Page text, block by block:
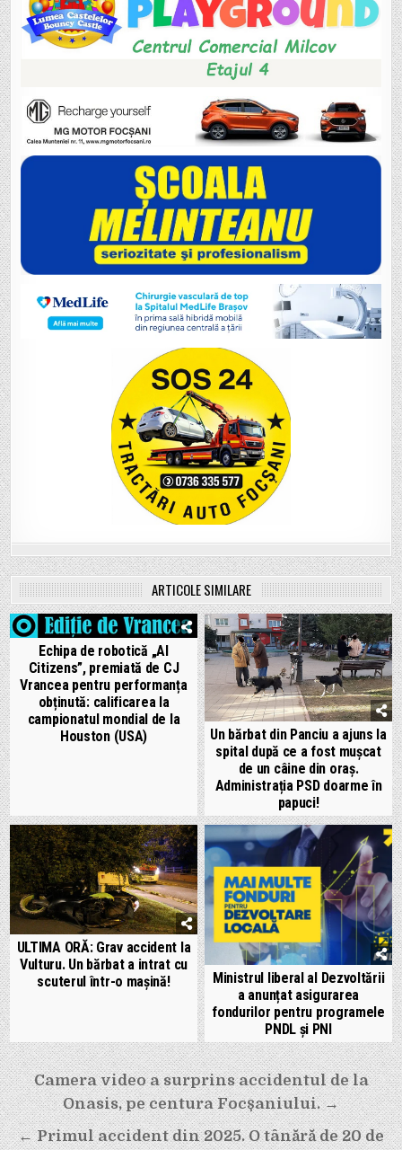
ARTICOLE SIMILARE
Echipa de robotică „AI
Citizens”, premiată de CJ
Vrancea pentru performanța
obținută: calificarea la
campionatul mondial de la
Houston (USA)
Un bărbat din Panciu a ajuns la
spital după ce a fost mușcat
de un câine din oraș.
Administrația PSD doarme în
papuci!
ULTIMA ORĂ: Grav accident la
Vulturu. Un bărbat a intrat cu
scuterul într-o mașină!
Ministrul liberal al Dezvoltării
a anunțat asigurarea
fondurilor pentru programele
PNDL și PNI
Navigare
în
articole
Camera video a surprins accidentul de la
Onasis, pe centura Focșaniului. →
← Primul accident din 2025. O tânără de 20 de